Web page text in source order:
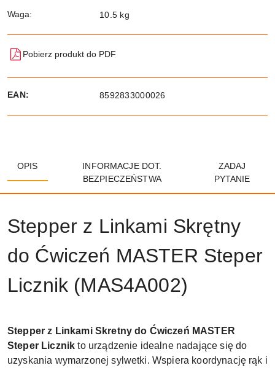
Waga: 10.5 kg
Pobierz produkt do PDF
EAN: 8592833000026
OPIS
INFORMACJE DOT.
BEZPIECZEŃSTWA
ZADAJ
PYTANIE
Stepper z Linkami Skrętny
do Ćwiczeń MASTER Steper
Licznik (MAS4A002)
Stepper z Linkami Skretny do Ćwiczeń MASTER
Steper Licznikto urządzenie idealne nadające się do
uzyskania wymarzonej sylwetki. Wspiera koordynację rąk i